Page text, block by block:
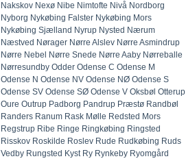
Nakskov Nexø Nibe Nimtofte Nivå Nordborg
Nyborg Nykøbing Falster Nykøbing Mors
Nykøbing Sjælland Nyrup Nysted Nærum
Næstved Nørager Nørre Alslev Nørre Asmindrup
Nørre Nebel
Nørre Snede Nørre Aaby Nørreballe
Nørresundby Odder Odense C Odense M
Odense N Odense NV Odense NØ Odense S
Odense SV Odense SØ Odense V Oksbøl Otterup
Oure Outrup Padborg Pandrup Præstø Randbøl
Randers Ranum Rask Mølle Redsted Mors
Regstrup Ribe Ringe Ringkøbing Ringsted
Risskov Roskilde Roslev Rude Rudkøbing Ruds
Vedby Rungsted Kyst Ry Rynkeby Ryomgård